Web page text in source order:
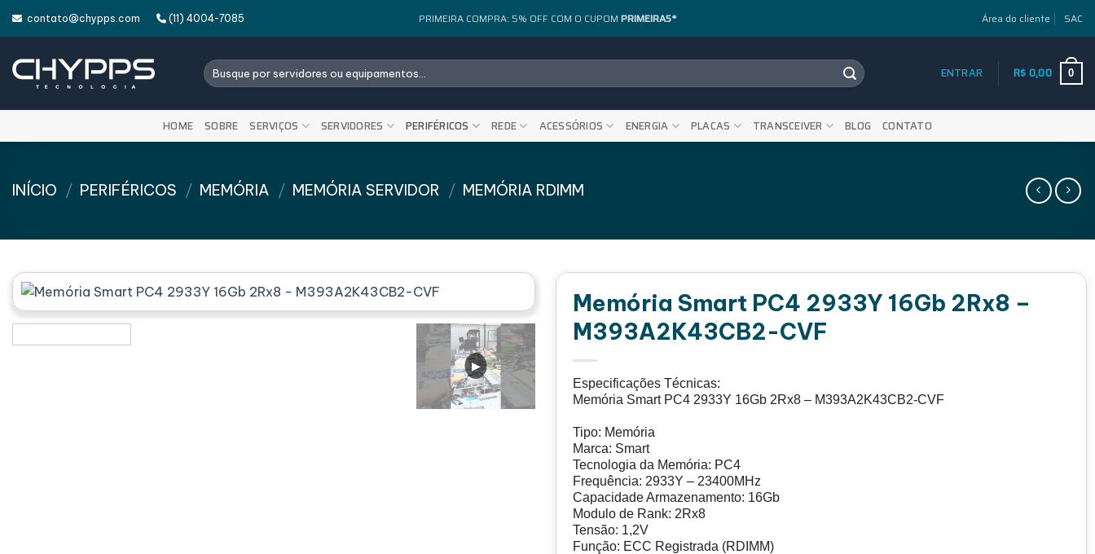
contato@chypps.com (11) 4004-7085 PRIMEIRA COMPRA: 5% OFF COM O CUPOM PRIMEIRA5* Área do cliente SAC
Pesquisar
por:
ENTRAR R$0,00 0
HOME SOBRE SERVIÇOS SERVIDORES PERIFÉRICOS REDE ACESSÓRIOS ENERGIA PLACAS TRANSCEIVER BLOG CONTATO
INÍCIO / PERIFÉRICOS / MEMÓRIA / MEMÓRIA SERVIDOR / MEMÓRIA RDIMM
Memória Smart PC4 2933Y 16Gb 2Rx8 –
M393A2K43CB2-CVF
Especificações Técnicas:
Memória Smart PC4 2933Y 16Gb 2Rx8 – M393A2K43CB2-CVF
Tipo: Memória
Marca: Smart
Tecnologia da Memória: PC4
Frequência: 2933Y – 23400MHz
Capacidade Armazenamento: 16Gb
Modulo de Rank: 2Rx8
Tensão: 1,2V
Função: ECC Registrada (RDIMM)